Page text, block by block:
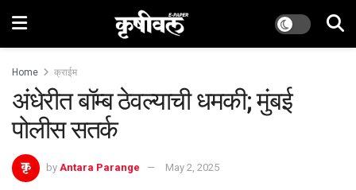
Home क्राईम
अंधेरीत बॉम्ब ठेवल्याची धमकी; मुंबई
पोलीस सतर्क
by Antara Parange May 2, 2025